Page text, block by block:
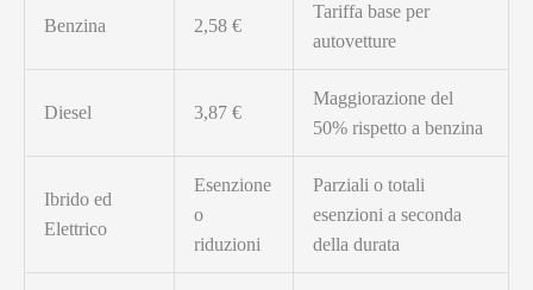
Benzina 2,58 €
Tariffa base per
autovetture
Diesel 3,87 €
Maggiorazione del
50% rispetto a benzina
Ibrido ed
Elettrico
Esenzione
o
riduzioni
Parziali o totali
esenzioni a seconda
della durata